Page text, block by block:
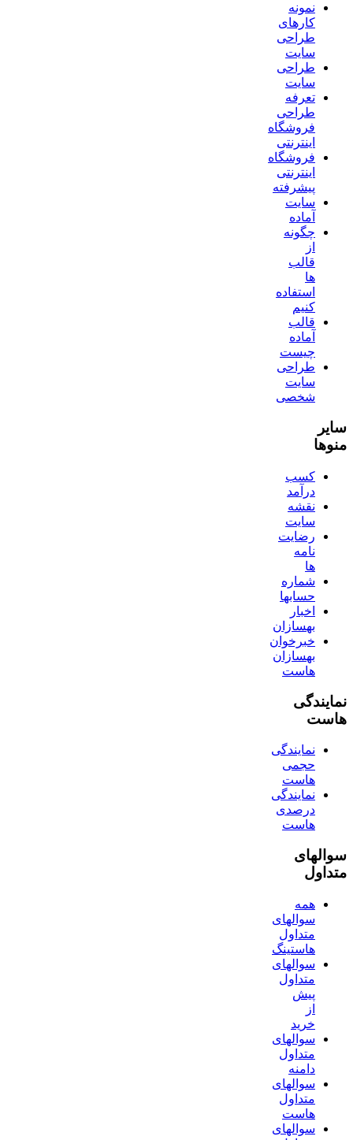
نمونه
کارهای
طراحی
سایت
طراحی
سایت
تعرفه
طراحی
فروشگاه
اینترنتی
فروشگاه
اینترنتی
پیشرفته
سایت
آماده
چگونه
از
قالب
ها
استفاده
کنیم
قالب
آماده
چیست
طراحی
سایت
شخصی
سایر
منوها
کسب
درآمد
نقشه
سایت
رضایت
نامه
ها
شماره
حسابها
اخبار
بهسازان
خبرخوان
بهسازان
هاست
نمایندگی
هاست
نمایندگی
حجمی
هاست
نمایندگی
درصدی
هاست
سوالهای
متداول
همه
سوالهای
متداول
هاستینگ
سوالهای
متداول
پیش
از
خرید
سوالهای
متداول
دامنه
سوالهای
متداول
هاست
سوالهای